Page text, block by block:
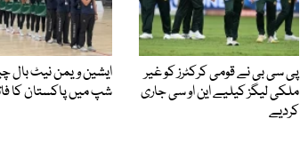
پی سی بی نے قومی کرکٹرز کو غیر
ملکی لیگز کیلیے این او سی جاری
کردیے
ایشین ویمن نیٹ بال
شپ میں پاکستان کا